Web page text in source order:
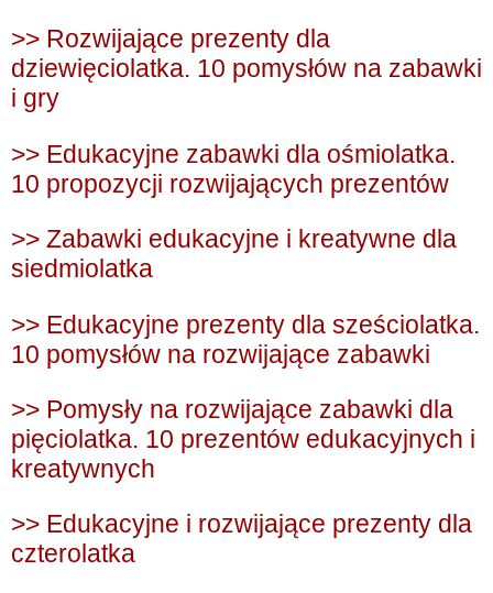
>> Rozwijające prezenty dla
dziewięciolatka. 10 pomysłów na zabawki
i gry
>> Edukacyjne zabawki dla ośmiolatka.
10 propozycji rozwijających prezentów
>> Zabawki edukacyjne i kreatywne dla
siedmiolatka
>> Edukacyjne prezenty dla sześciolatka.
10 pomysłów na rozwijające zabawki
>> Pomysły na rozwijające zabawki dla
pięciolatka. 10 prezentów edukacyjnych i
kreatywnych
>> Edukacyjne i rozwijające prezenty dla
czterolatka